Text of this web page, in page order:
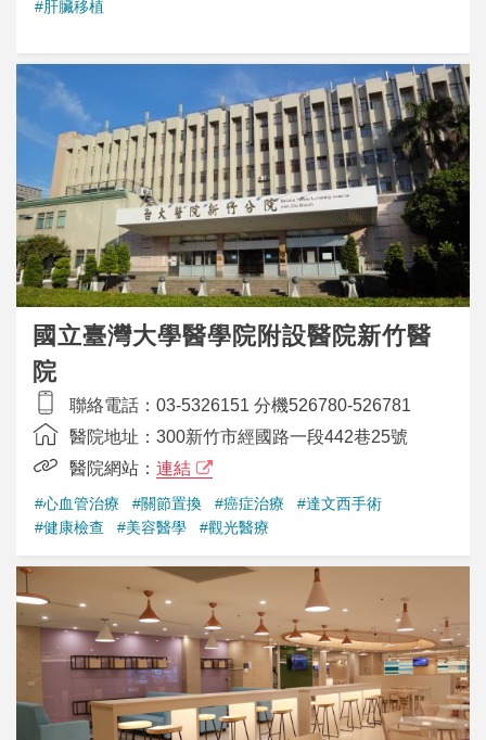
#肝臟移植
國立臺灣大學醫學院附設醫院新竹醫
院
聯絡電話： 03-5326151 分機526780-526781
醫院地址： 300新竹市經國路一段442巷25號
醫院網站： 連結
#心血管治療 #關節置換 #癌症治療
#達文西手術
#健康檢查
#美容醫學 #觀光醫療